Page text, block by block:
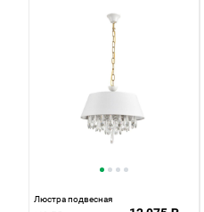
Люстра подвесная